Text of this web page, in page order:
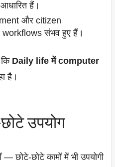
हैं।
और citizen
संभव हुए हैं।
Daily life में computer
है।
उपयोग
— छोटे-छोटे कामों में भी उपयोगी